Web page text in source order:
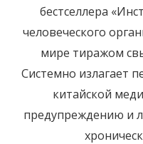
бестселлера
человеческого
мире тиражом
Системно излагает
китайской
предупреждению и